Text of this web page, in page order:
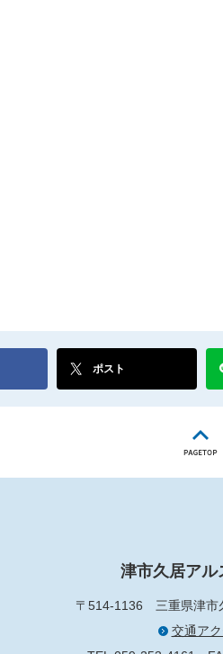
ポスト
津市久居アル
〒514-1136 三重県津市
交通ア